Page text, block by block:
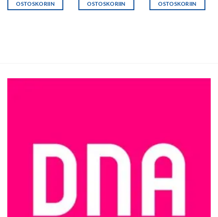
OSTOSKORIIN
OSTOSKORIIN
OSTOSKORIIN